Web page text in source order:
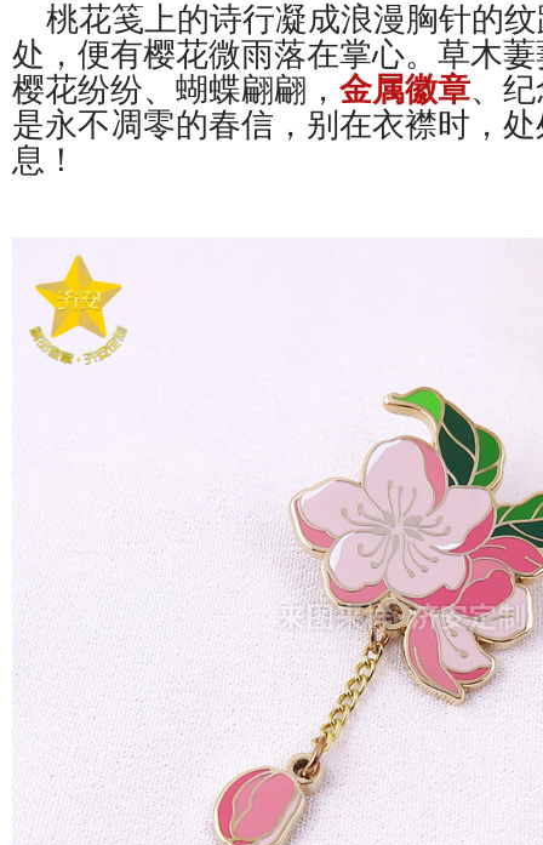
桃花笺上的诗行凝成浪漫胸针的
处，便有樱花微雨落在掌心。草木
樱花纷纷、蝴蝶翩翩， 金属徽章、
是永不凋零的春信，别在衣襟时，
息！